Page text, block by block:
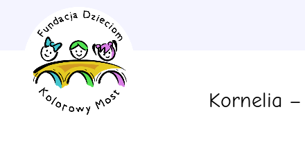
Kornelia –